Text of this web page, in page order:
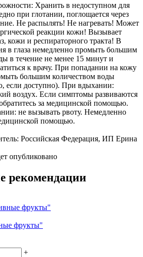
Хранить в недоступном для
при глотании, поглощается через
Не распылять! Не нагревать! Может
реакции кожи! Вызывает
кожи и респираторного тракта! В
в глаза немедленно промыть большим
в течение не менее 15 минут и
к врачу. При попадании на кожу
большим количеством воды
если доступно). При вдыхании:
воздух. Если симптомы развиваются
за медицинской помощью.
не вызывать рвоту. Немедленно
помощью.
Российская Федерация, ИП Ерина
опубликовано
рекомендации
фрукты"
+